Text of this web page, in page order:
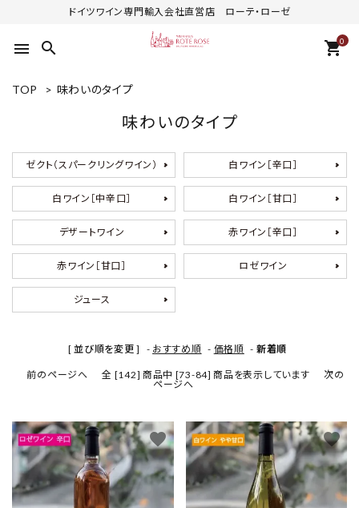
ドイツワイン専門輸入会社直営店 ローテ・ローゼ
menu search 0
shopping_cart
TOP > 味わいのタイプ
味わいのタイプ
ゼクト（スパークリングワイン） 白ワイン［辛口］
白ワイン［中辛口］ 白ワイン［甘口］
デザートワイン 赤ワイン［辛口］
赤ワイン［甘口］ ロゼワイン
ジュース
[ 並び順を変更 ] - おすすめ順 - 価格順 - 新着順
前のページへ 全 [142] 商品中 [73-84] 商品を表示しています
次の
ページへ
favorite favorite